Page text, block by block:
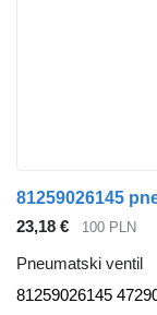
23,18 € 100 PLN
Pneumatski ventil
81259026145